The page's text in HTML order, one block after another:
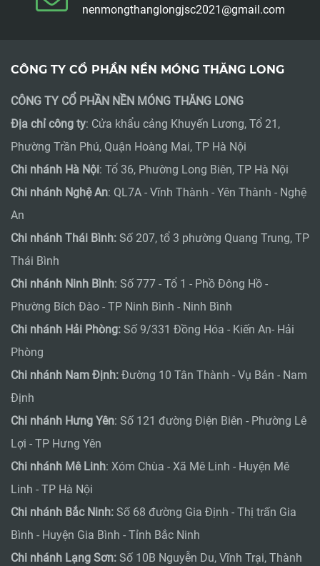
nenmongthanglongjsc2021@gmail.com
CÔNG TY CỔ PHẦN NỀN MÓNG THĂNG LONG
CÔNG TY CỔ PHẦN NỀN MÓNG THĂNG LONG
Địa chỉ công ty: Cửa khẩu cảng Khuyến Lương, Tổ 21,
Phường Trần Phú, Quận Hoàng Mai, TP Hà Nội
Chi nhánh Hà Nội: Tổ 36, Phường Long Biên, TP Hà Nội
Chi nhánh Nghệ An: QL7A - Vĩnh Thành - Yên Thành - Nghệ
An
Chi nhánh Thái Bình: Số 207, tổ 3 phường Quang Trung, TP
Thái Bình
Chi nhánh Ninh Bình: Số 777 - Tổ 1 - Phồ Đông Hồ -
Phường Bích Đào - TP Ninh Bình - Ninh Bình
Chi nhánh Hải Phòng: Số 9/331 Đồng Hóa - Kiến An- Hải
Phòng
Chi nhánh Nam Định: Đường 10 Tân Thành - Vụ Bản - Nam
Định
Chi nhánh Hưng Yên: Số 121 đường Điện Biên - Phường Lê
Lợi - TP Hưng Yên
Chi nhánh Mê Linh: Xóm Chùa - Xã Mê Linh - Huyện Mê
Linh - TP Hà Nội
Chi nhánh Bắc Ninh: Số 68 đường Gia Định - Thị trấn Gia
Bình - Huyện Gia Bình - Tỉnh Bắc Ninh
Chi nhánh Lạng Sơn: Số 10B Nguyễn Du, Vĩnh Trại, Thành